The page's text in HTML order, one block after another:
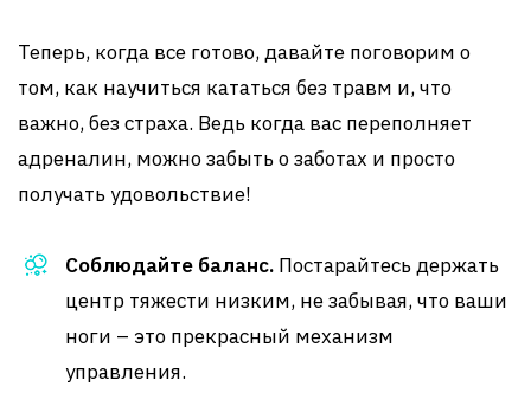
Теперь, когда все готово, давайте поговорим о
том, как научиться кататься без травм и, что
важно, без страха. Ведь когда вас переполняет
адреналин, можно забыть о заботах и просто
получать удовольствие!
Соблюдайте баланс. Постарайтесь держать
центр тяжести низким, не забывая, что ваши
ноги – это прекрасный механизм
управления.